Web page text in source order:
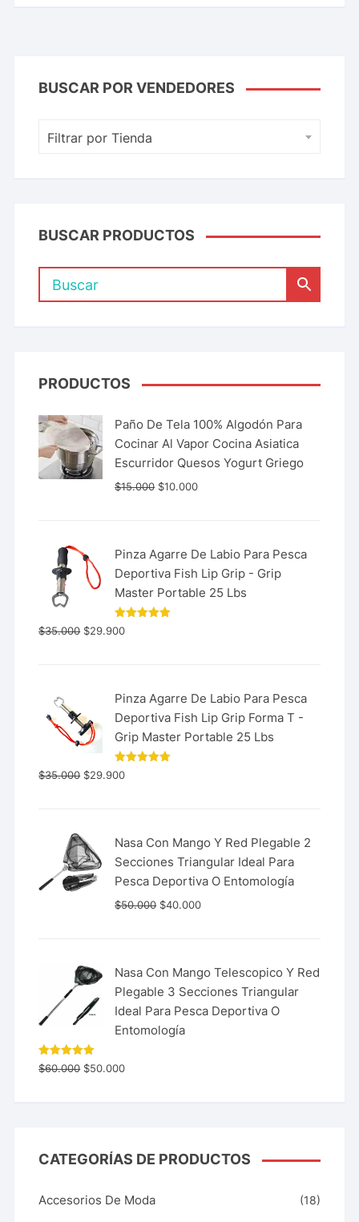
BUSCAR POR VENDEDORES
Filtrar por Tienda
BUSCAR PRODUCTOS
PRODUCTOS
Paño De Tela 100% Algodón Para
Cocinar Al Vapor Cocina Asiatica
Escurridor Quesos Yogurt Griego
$15.000 $10.000
Pinza Agarre De Labio Para Pesca
Deportiva Fish Lip Grip - Grip
Master Portable 25 Lbs
Valorado
con
$35.000 $29.900
Pinza Agarre De Labio Para Pesca
Deportiva Fish Lip Grip Forma T -
Grip Master Portable 25 Lbs
Valorado
con
$35.000 $29.900
Nasa Con Mango Y Red Plegable 2
Secciones Triangular Ideal Para
Pesca Deportiva O Entomología
$50.000 $40.000
Nasa Con Mango Telescopico Y Red
Plegable 3 Secciones Triangular
Ideal Para Pesca Deportiva O
Entomología
Valorado
con 5.00
$60.000 $50.000
CATEGORÍAS DE PRODUCTOS
Accesorios De Moda (18)